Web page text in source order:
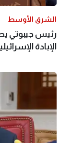
الشرق الأوسط
رئيس جيبوتي
الإبادة